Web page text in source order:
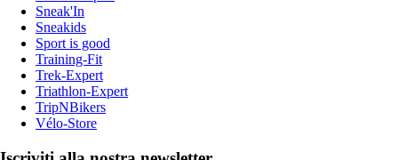
Sneak'In
Sneakids
Sport is good
Training-Fit
Trek-Expert
Triathlon-Expert
TripNBikers
Vélo-Store